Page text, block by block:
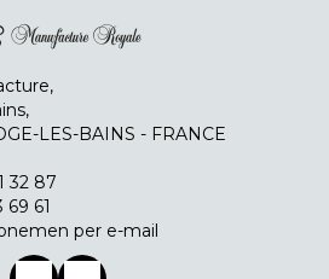
LES-BAINS - FRANCE
32 87
69 61
per e-mail